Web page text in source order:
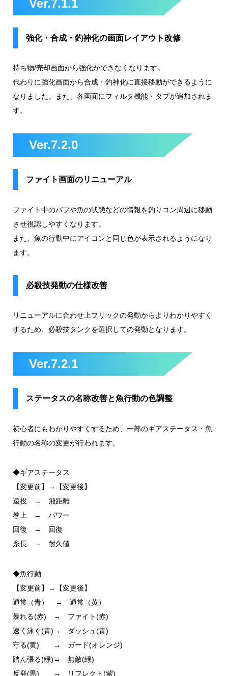
Ver.7.1.1
強化・合成・釣神化の画面レイアウト改修
持ち物/売却画面から強化ができなくなります。
代わりに強化画面から合成・釣神化に直接移動ができるように
なりました。また、各画面にフィルタ機能・タブが追加されま
す。
Ver.7.2.0
ファイト画面のリニューアル
ファイト中のバフや魚の状態などの情報を釣りコン周辺に移動
させ視認しやすくなります。
また、魚の行動中にアイコンと同じ色が表示されるようになり
ます。
必殺技発動の仕様改善
リニューアルに合わせ上フリックの発動からよりわかりやすく
するため、必殺技タンクを選択しての発動となります。
Ver.7.2.1
ステータスの名称改善と魚行動の色調整
初心者にもわかりやすくするため、一部のギアステータス・魚
行動の名称の変更が行われます。
◆ギアステータス
【変更前】→【変更後】
遠投 → 飛距離
巻上 → パワー
回復 → 回復
糸長 → 耐久値
◆魚行動
【変更前】→【変更後】
通常（青） → 通常（黄）
暴れる(赤) → ファイト(赤)
速く泳ぐ(青)→ ダッシュ(青)
守る(黄) → ガード(オレンジ)
踏ん張る(緑)→ 無敵(緑)
反発(黒) → リフレクト(紫)